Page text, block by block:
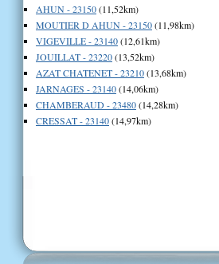
AHUN - 23150(11,52km)
MOUTIER D AHUN - 23150(11,98km)
VIGEVILLE - 23140(12,61km)
JOUILLAT - 23220(13,52km)
AZAT CHATENET - 23210(13,68km)
JARNAGES - 23140(14,06km)
CHAMBERAUD - 23480(14,28km)
CRESSAT - 23140(14,97km)